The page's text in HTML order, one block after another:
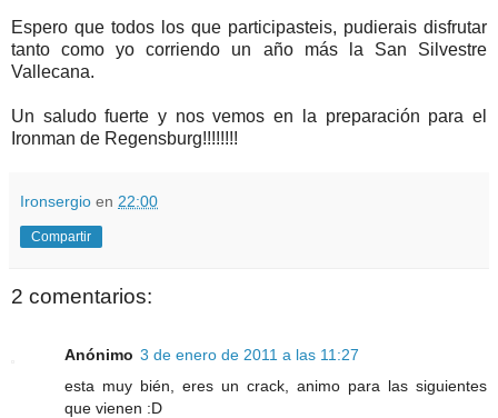
Espero que todos los que participasteis, pudierais disfrutar
tanto como yo corriendo un año más la San Silvestre
Vallecana.
Un saludo fuerte y nos vemos en la preparación para el
Ironman de Regensburg!!!!!!!!
Ironsergio en 22:00
Compartir
2 comentarios:
Anónimo 3 de enero de 2011 a las 11:27
esta muy bién, eres un crack, animo para las siguientes
que vienen :D